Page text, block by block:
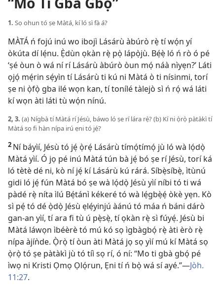
1. Sọ ohun tó ṣe Màtá, kí ló sì fà á?
MÀTÁ ń fojú inú wo ibojì Lásárù àbúrò rẹ̀ tí wọ́n yí
òkúta dí lẹ́nu. Ẹ̀dùn ọkàn rẹ̀ pọ̀ lápọ̀jù. Bẹ́ẹ̀ ló ń rò ó pé
‘ṣé òun ò wá ní rí Lásárù àbúrò òun mọ́ náà nìyẹn?’ Láti
ọjọ́ mẹ́rin sẹ́yìn tí Lásárù ti kú ni Màtá ò ti nísinmi, torí
ṣe ni ọ̀fọ̀ gba ilé wọn kan, tí tonílé tàlejò sì ń rọ́ wá láti
kí wọn àti láti tù wọ́n nínú.
2, 3. (a) Nígbà tí Màtá rí Jésù, báwo ló ṣe rí lára rẹ̀? (b) Kí ni ọ̀rọ̀ pàtàkì tí
Màtá sọ fi hàn nípa irú ẹni tó jẹ́?
2 Ní báyìí, Jésù tó jẹ́ ọ̀rẹ́ Lásárù tímọ́tímọ́ jù ló wà lọ́dọ̀
Màtá yìí. Ó jọ pé inú Màtá tún bà jẹ́ bó ṣe rí Jésù, torí ká
ló tètè dé ni, kò ní jẹ́ kí Lásárù kú rárá. Síbẹ̀síbẹ̀, ìtùnú
gidi ló jẹ́ fún Màtá bó ṣe wà lọ́dọ̀ Jésù yìí níbi tó ti wá
pàdé rẹ̀ níta ìlú Bẹ́tánì kékeré tó wà lẹ́gbẹ̀ẹ́ òkè yẹn. Kò
sì pẹ́ tó dé ọ̀dọ̀ Jésù ẹlẹ́yinjú àánú tó máa ń báni dárò
gan-an yìí, tí ara fi tù ú pẹ̀sẹ̀, tí ọkàn rẹ̀ sì fúyẹ́. Jésù bi
Màtá láwọn ìbéèrè tó mú kó sọ ìgbàgbọ́ rẹ̀ àti èrò rẹ̀
nípa àjíǹde. Ọ̀rọ̀ tí òun àti Màtá jọ sọ yìí mú kí Màtá sọ
ọ̀rọ̀ tó ṣe pàtàkì jù tó tíì sọ rí, ó ní: “Mo ti gbà gbọ́ pé
ìwọ ni Kristi Ọmọ Ọlọ́run, Ẹni tí ń bọ̀ wá sí ayé.”—Jòh.
11:27.